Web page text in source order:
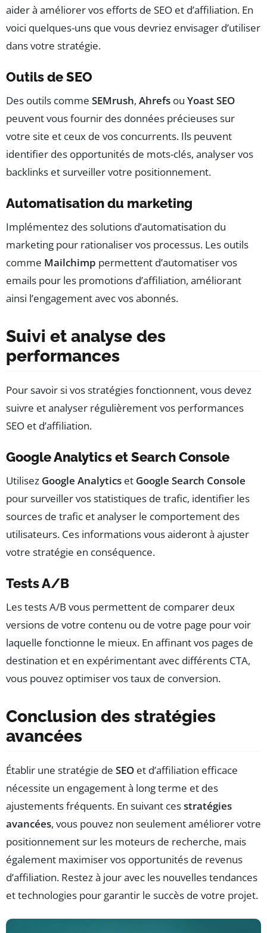
aider à améliorer vos efforts de SEO et d’affiliation. En
voici quelques-uns que vous devriez envisager d’utiliser
dans votre stratégie.
Outils de SEO
Des outils comme SEMrush, Ahrefs ou Yoast SEO
peuvent vous fournir des données précieuses sur
votre site et ceux de vos concurrents. Ils peuvent
identifier des opportunités de mots-clés, analyser vos
backlinks et surveiller votre positionnement.
Automatisation du marketing
Implémentez des solutions d’automatisation du
marketing pour rationaliser vos processus. Les outils
comme Mailchimp permettent d’automatiser vos
emails pour les promotions d’affiliation, améliorant
ainsi l’engagement avec vos abonnés.
Suivi et analyse des
performances
Pour savoir si vos stratégies fonctionnent, vous devez
suivre et analyser régulièrement vos performances
SEO et d’affiliation.
Google Analytics et Search Console
Utilisez Google Analytics et Google Search Console
pour surveiller vos statistiques de trafic, identifier les
sources de trafic et analyser le comportement des
utilisateurs. Ces informations vous aideront à ajuster
votre stratégie en conséquence.
Tests A/B
Les tests A/B vous permettent de comparer deux
versions de votre contenu ou de votre page pour voir
laquelle fonctionne le mieux. En affinant vos pages de
destination et en expérimentant avec différents CTA,
vous pouvez optimiser vos taux de conversion.
Conclusion des stratégies
avancées
Établir une stratégie de SEO et d’affiliation efficace
nécessite un engagement à long terme et des
ajustements fréquents. En suivant cesstratégies
avancées, vous pouvez non seulement améliorer votre
positionnement sur les moteurs de recherche, mais
également maximiser vos opportunités de revenus
d’affiliation. Restez à jour avec les nouvelles tendances
et technologies pour garantir le succès de votre projet.